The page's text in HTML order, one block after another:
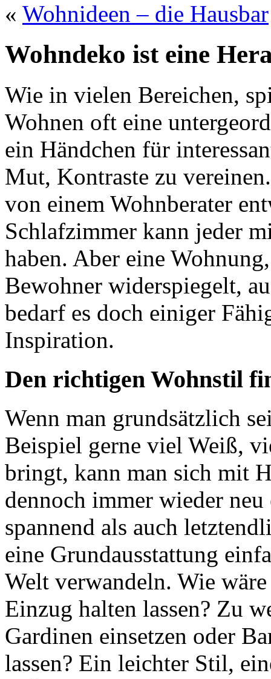
« Wohnideen – die Hausbar
Wohndeko ist eine
Wie in vielen Bereichen,
Wohnen oft eine
ein Händchen für
Mut, Kontraste zu
von einem Wohnberater
Schlafzimmer kann jeder
haben. Aber eine
Bewohner widerspiegelt,
bedarf es doch einiger
Inspiration.
Den richtigen Wohnstil
Wenn man grundsätzlich
Beispiel gerne viel Weiß,
bringt, kann man sich mit
dennoch immer wieder
spannend als auch
eine Grundausstattung
Welt verwandeln. Wie
Einzug halten lassen? Zu
Gardinen einsetzen oder
lassen? Ein leichter Stil,